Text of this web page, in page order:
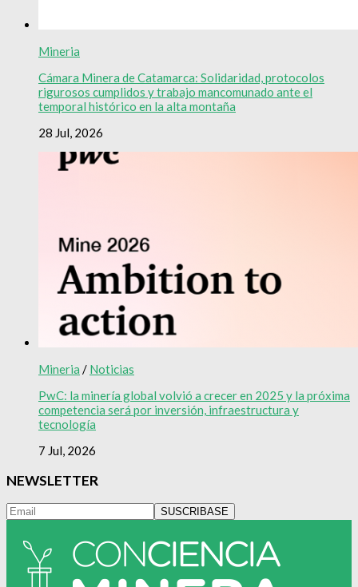
Mineria
Cámara Minera de Catamarca: Solidaridad, protocolos
rigurosos cumplidos y trabajo mancomunado ante el
temporal histórico en la alta montaña
28 Jul, 2026
Mineria / Noticias
PwC: la minería global volvió a crecer en 2025 y la próxima
competencia será por inversión, infraestructura y
tecnología
7 Jul, 2026
NEWSLETTER